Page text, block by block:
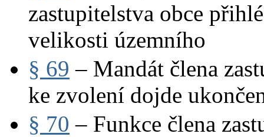
zastupitelstva obce
velikosti územního
§ 69 – Mandát člena
ke zvolení dojde
§ 70 – Funkce člena